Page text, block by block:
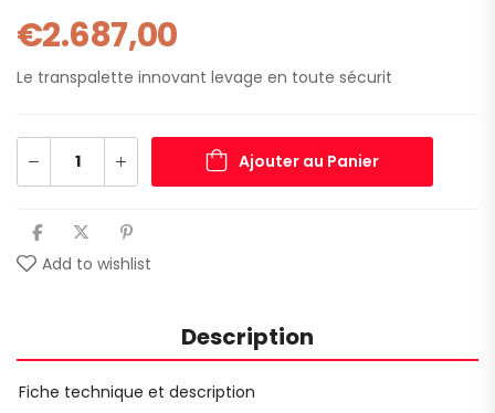
€2.687,00
Le transpalette innovant levage en toute sécurit
Ajouter au Panier
Add to wishlist
Description
Fiche technique et description